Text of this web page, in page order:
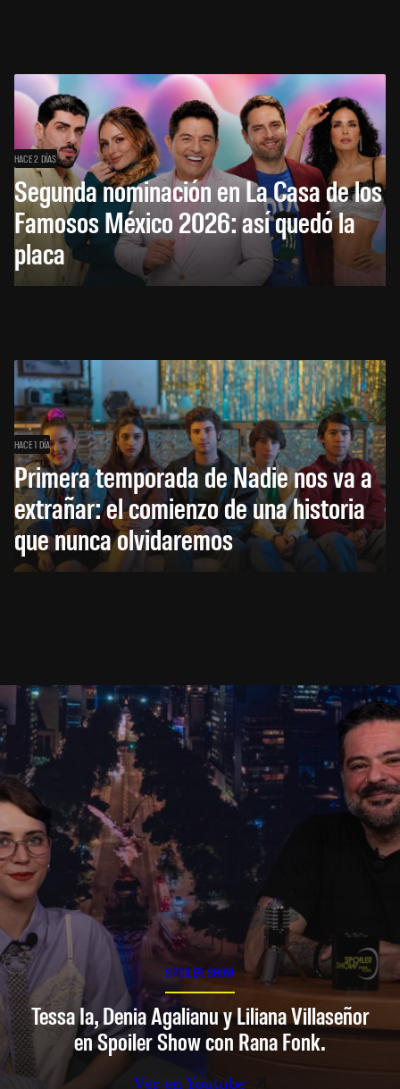
HACE 2 DÍAS
Segunda nominación en La Casa de los
Famosos México 2026: así quedó la
placa
HACE 1 DÍA
Primera temporada de Nadie nos va a
extrañar: el comienzo de una historia
que nunca olvidaremos
SPOILER SHOW
Tessa Ia, Denia Agalianu y Liliana Villaseñor
en Spoiler Show con Rana Fonk.
Ver en Youtube